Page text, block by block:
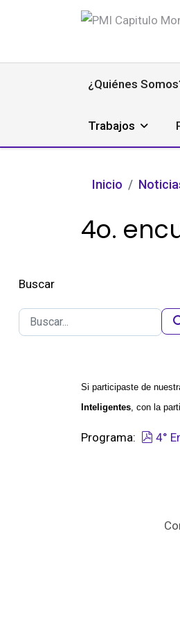
¿Quiénes
Trabajos
Inicio
4o.
Buscar
Si participaste de
Inteligentes, con la
Programa: pdf
4°